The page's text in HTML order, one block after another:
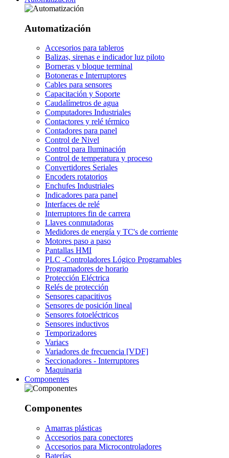
Automatización
Accesorios para tableros
Balizas, sirenas e indicador luz piloto
Borneras y bloque terminal
Botoneras e Interruptores
Cables para sensores
Capacitación y Soporte
Caudalímetros de agua
Computadores Industriales
Contactores y relé térmico
Contadores para panel
Control de Nivel
Control para Iluminación
Control de temperatura y proceso
Convertidores Seriales
Encoders rotatorios
Enchufes Industriales
Indicadores para panel
Interfaces de relé
Interruptores fin de carrera
Llaves conmutadoras
Medidores de energía y TC's de corriente
Motores paso a paso
Pantallas HMI
PLC -Controladores Lógico Programables
Programadores de horario
Protección Eléctrica
Relés de protección
Sensores capacitivos
Sensores de posición lineal
Sensores fotoeléctricos
Sensores inductivos
Temporizadores
Variacs
Variadores de frecuencia [VDF]
Seccionadores - Interruptores
Maquinaria
Componentes
Componentes
Amarras plásticas
Accesorios para conectores
Accesorios para Microcontroladores
Baterías